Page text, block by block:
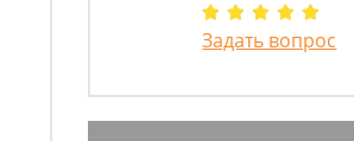
Задать вопрос